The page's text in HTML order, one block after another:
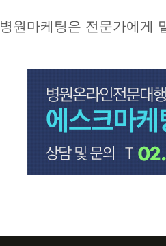
병원마케팅은 전문가에게